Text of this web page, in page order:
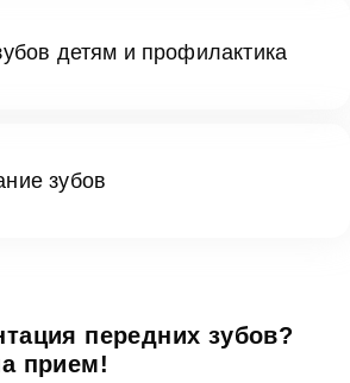
детям и профилактика
зубов
передних зубов?
прием!